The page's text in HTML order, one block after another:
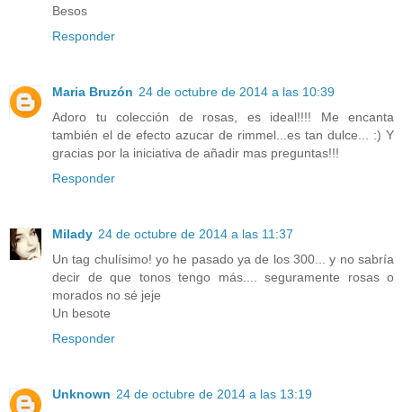
Besos
Responder
Maria Bruzón 24 de octubre de 2014 a las 10:39
Adoro tu colección de rosas, es ideal!!!! Me encanta
también el de efecto azucar de rimmel...es tan dulce... :) Y
gracias por la iniciativa de añadir mas preguntas!!!
Responder
Milady 24 de octubre de 2014 a las 11:37
Un tag chulísimo! yo he pasado ya de los 300... y no sabría
decir de que tonos tengo más.... seguramente rosas o
morados no sé jeje
Un besote
Responder
Unknown 24 de octubre de 2014 a las 13:19